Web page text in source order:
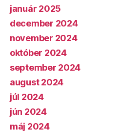
január 2025
december 2024
november 2024
október 2024
september 2024
august 2024
júl 2024
jún 2024
máj 2024